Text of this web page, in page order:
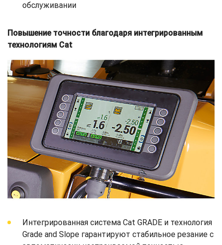
обслуживании
Повышение точности благодаря интегрированным
технологиям Cat
Интегрированная система Cat GRADE и технология
Grade and Slope гарантируют стабильное резание с